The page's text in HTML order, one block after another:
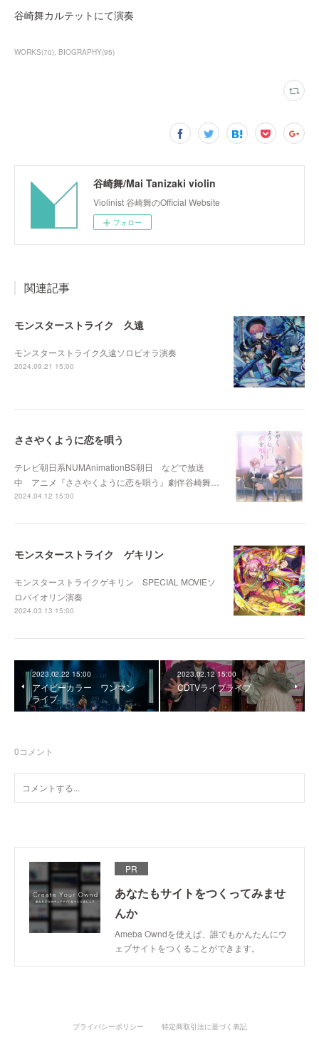
谷崎舞カルテットにて演奏
WORKS(70) BIOGRAPHY(95)
谷崎舞/Mai Tanizaki violin
Violinist 谷崎舞のOfficial Website
フォロー
関連記事
モンスターストライク 久遠
モンスターストライク久遠ソロビオラ演奏
2024.09.21 15:00
ささやくように恋を唄う
テレビ朝日系NUMAnimationBS朝日 などで放送
中 アニメ『ささやくように恋を唄う』劇伴谷崎舞…
2024.04.12 15:00
モンスターストライク ゲキリン
モンスターストライクゲキリン SPECIAL MOVIEソ
ロバイオリン演奏
2024.03.13 15:00
2023.02.22 15:00
アイビーカラー ワンマン
ライブ
2023.02.12 15:00
CDTVライブライブ
0コメント
PR
あなたもサイトをつくってみませ
んか
Ameba Owndを使えば、誰でもかんたんにウ
ェブサイトをつくることができます。
プライバシーポリシー 特定商取引法に基づく表記